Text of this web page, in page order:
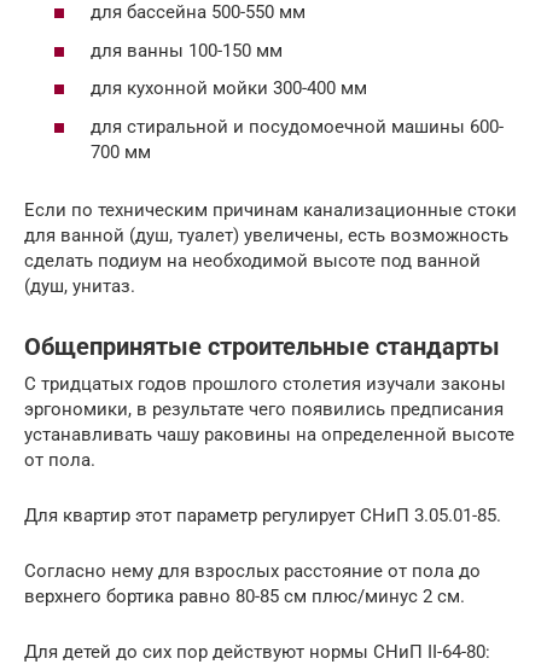
для бассейна 500-550 мм
для ванны 100-150 мм
для кухонной мойки 300-400 мм
для стиральной и посудомоечной машины 600-
700 мм
Если по техническим причинам канализационные стоки
для ванной (душ, туалет) увеличены, есть возможность
сделать подиум на необходимой высоте под ванной
(душ, унитаз.
Общепринятые строительные стандарты
С тридцатых годов прошлого столетия изучали законы
эргономики, в результате чего появились предписания
устанавливать чашу раковины на определенной высоте
от пола.
Для квартир этот параметр регулирует СНиП 3.05.01-85.
Согласно нему для взрослых расстояние от пола до
верхнего бортика равно 80-85 см плюс/минус 2 см.
Для детей до сих пор действуют нормы СНиП II-64-80: